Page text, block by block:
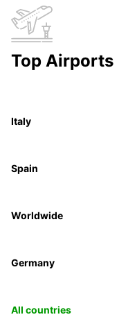
Top Airports
Italy
Spain
Worldwide
Germany
All countries